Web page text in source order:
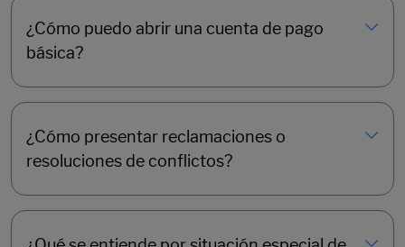
¿Cómo puedo abrir una cuenta de pago
básica?
¿Cómo presentar reclamaciones o
resoluciones de conflictos?